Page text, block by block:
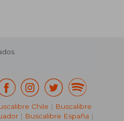
Chile | Buscalibre
| Buscalibre España |